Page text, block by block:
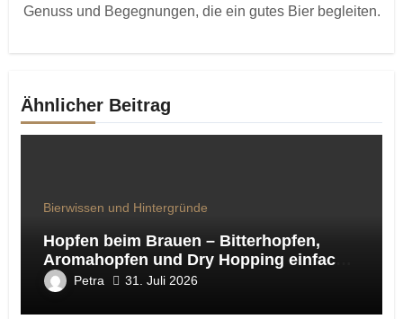
Genuss und Begegnungen, die ein gutes Bier begleiten.
Ähnlicher Beitrag
Bierwissen und Hintergründe
Hopfen beim Brauen – Bitterhopfen,
Aromahopfen und Dry Hopping einfach
erklärt
Petra 31. Juli 2026